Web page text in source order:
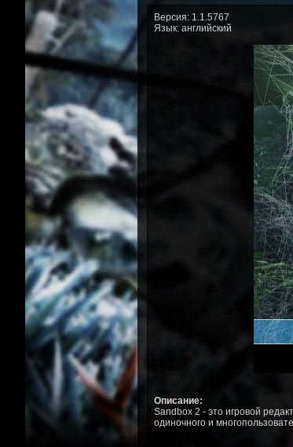
Версия: 1.1.5767
Язык: английский
Описание:
Sandbox 2 - это игровой
одиночного и